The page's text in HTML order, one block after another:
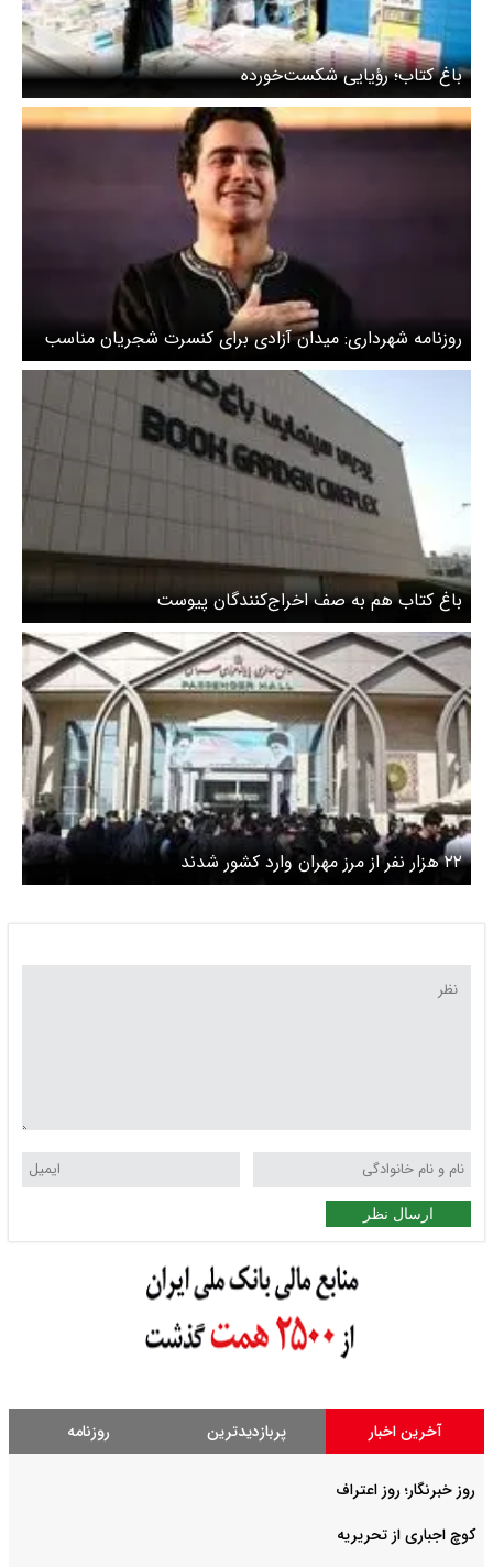
باغ کتاب؛ رؤیایی شکست‌خورده
روزنامه شهرداری: میدان آزادی برای کنسرت شجریان مناسب
نیست / باغ کتاب و عباس‌آباد گزینه‌های بهترند
باغ کتاب هم به صف اخراج‌کنندگان پیوست
۲۲ هزار نفر از مرز مهران وارد کشور شدند
ارسال نظر
آخرین اخبار پربازدیدترین روزنامه
روز خبرنگار؛ روز اعتراف
کوچ اجباری از تحریریه